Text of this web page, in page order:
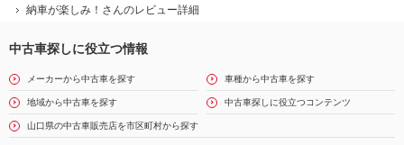
納車が楽しみ！さんのレビュー詳細
中古車探しに役立つ情報
メーカーから中古車を探す 車種から中古車を探す
地域から中古車を探す 中古車探しに役立つコンテンツ
山口県の中古車販売店を市区町村から探す